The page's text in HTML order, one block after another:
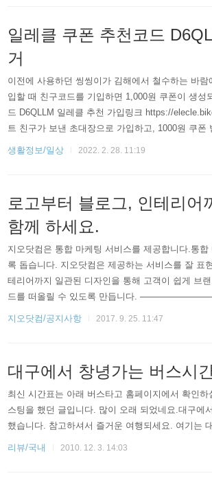
일레클 쿠폰 추천코드
거
이전에 사용하던 씽씽이가 김해에서 철수하는 바
입할 때 친구코드를 기입하면 1,000원 쿠폰이 생
드 D6QLLM 일레클 추천 가입링크 https://
트 친구가 보낸 초대장으로 가입하고, 1000원 쿠
길에서만 대여 및 반납이 가능합니다. 앱에서는 빨
생활정보/일상 2022. 2. 28. 11:19
로고부터 블로그, 인테리
함께 하세요.
지오닷컴은 통합 마케팅 서비스를 제공합니다.통
록 돕습니다. 지오닷컴은 제공하는 서비스를 잘 표
테리어까지 일관된 디자인을 통해 고객이 쉽게 브
드를 떠올릴 수 있도록 만듭니다.
무슨 제품이 떠오르나요? 고객은 필요가 생겼을
지오닷컴/공지사항 2017. 9. 25. 11:47
대구에서 창녕가는 버스시
최신 시간표는 아래 버스타고 홈페이지에서 확인
스팅을 했던 글입니다. 많이 오래 되었네요.대구에
했습니다. 참고하셔서 즐거운 여행되세요. 여기는
리뷰/국내 2010. 12. 3. 14:03